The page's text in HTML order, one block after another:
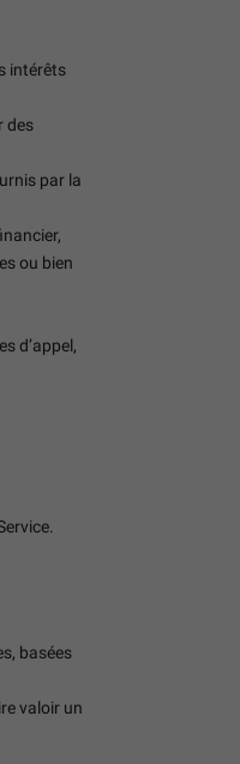
intérêts
des
par la
ou bien
d’appel,
basées
valoir un